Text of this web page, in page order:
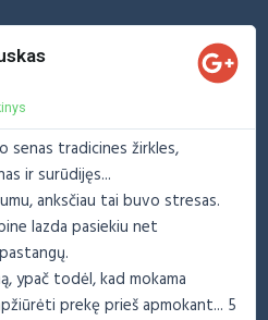
senas tradicines žirkles,
ir surūdijęs...
anksčiau tai buvo stresas.
lazda pasiekiu net
ypač todėl, kad mokama
prekę prieš apmokant... 5